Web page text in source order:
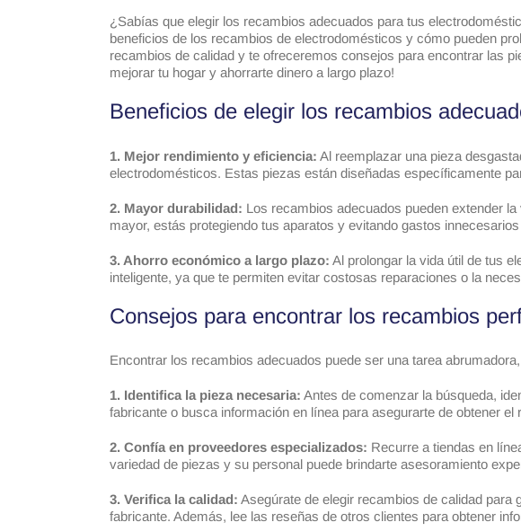
¿Sabías que elegir los recambios adecuados para tus
beneficios de los recambios de electrodomésticos y cómo pueden
recambios de calidad y te ofreceremos consejos para encontrar las
mejorar tu hogar y ahorrarte dinero a largo plazo!
Beneficios de elegir los recambios
1. Mejor rendimiento y eficiencia: Al reemplazar una pieza
electrodomésticos. Estas piezas están diseñadas específicamente
2. Mayor durabilidad: Los recambios adecuados pueden extender
mayor, estás protegiendo tus aparatos y evitando gastos
3. Ahorro económico a largo plazo: Al prolongar la vida útil de tus
inteligente, ya que te permiten evitar costosas reparaciones o la
Consejos para encontrar los recambios
Encontrar los recambios adecuados puede ser una tarea
1. Identifica la pieza necesaria: Antes de comenzar la búsqueda,
fabricante o busca información en línea para asegurarte de obtener el
2. Confía en proveedores especializados: Recurre a tiendas en
variedad de piezas y su personal puede brindarte asesoramiento
3. Verifica la calidad: Asegúrate de elegir recambios de calidad
fabricante. Además, lee las reseñas de otros clientes para obtener